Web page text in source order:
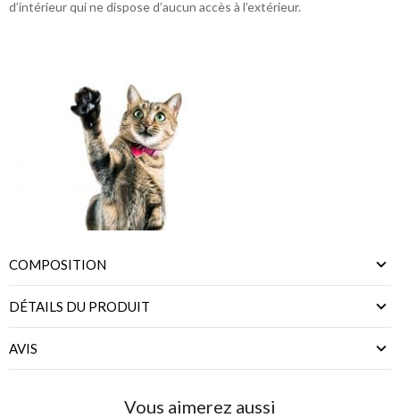
d’intérieur qui ne dispose d’aucun accès à l’extérieur.
COMPOSITION
DÉTAILS DU PRODUIT
AVIS
Vous aimerez aussi